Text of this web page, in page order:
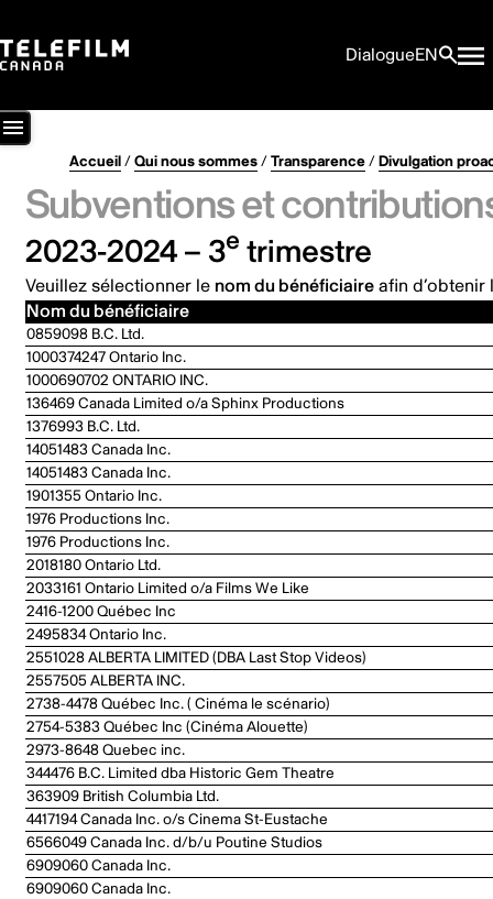
DialogueEN
Accueil/Qui nous sommes/Transparence/Divulgation
Subventions et
2023-2024 – 3e trimestre
Veuillez sélectionner le nom du bénéficiaireafin d’obtenir
Nom du bénéficiaire
0859098 B.C. Ltd.
1000374247 Ontario Inc.
1000690702 ONTARIO INC.
136469 Canada Limited o/a Sphinx Productions
1376993 B.C. Ltd.
14051483 Canada Inc.
14051483 Canada Inc.
1901355 Ontario Inc.
1976 Productions Inc.
1976 Productions Inc.
2018180 Ontario Ltd.
2033161 Ontario Limited o/a Films We Like
2416-1200 Québec Inc
2495834 Ontario Inc.
2551028 ALBERTA LIMITED (DBA Last Stop Videos)
2557505 ALBERTA INC.
2738-4478 Québec Inc. ( Cinéma le scénario)
2754-5383 Québec Inc (Cinéma Alouette)
2973-8648 Quebec inc.
344476 B.C. Limited dba Historic Gem Theatre
363909 British Columbia Ltd.
4417194 Canada Inc. o/s Cinema St-Eustache
6566049 Canada Inc. d/b/u Poutine Studios
6909060 Canada Inc.
6909060 Canada Inc.